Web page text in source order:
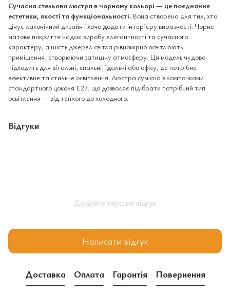
Сучасна стельова люстра в чорному кольорі — це поєднання
естетики, якості та функціональності. Вона створена для тих, хто
цінує лаконічний дизайн і хоче додати інтер’єру виразності. Чорне
матове покриття надає виробу елегантності та сучасного
характеру, а шість джерел світла рівномірно освітлюють
приміщення, створюючи затишну атмосферу. Ця модель чудово
підходить для вітальні, спальні, їдальні або офісу, де потрібне
ефективне та стильне освітлення. Люстра сумісна з лампочками
стандартного цоколя E27, що дозволяє підібрати потрібний тип
освітлення — від теплого до холодного.
Відгуки
Додайте перший відгук
Написати відгук
Доставка Оплата Гарантія Повернення